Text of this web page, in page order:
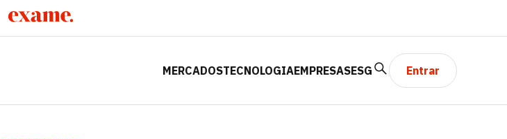
MERCADOSTECNOLOGIAEMPRESASESG Entrar